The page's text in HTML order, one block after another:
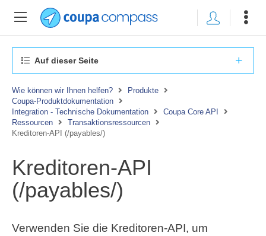
Auf dieser Seite
Wie können wir Ihnen helfen?
Produkte
Coupa-Produktdokumentation
Integration - Technische Dokumentation
Coupa Core API
Ressourcen
Transaktionsressourcen
Kreditoren-API (/payables/)
Kreditoren-API
(/payables/)
Verwenden Sie die Kreditoren-API, um